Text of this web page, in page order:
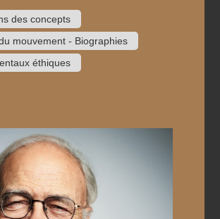
des concepts
mouvement - Biographies
éthiques